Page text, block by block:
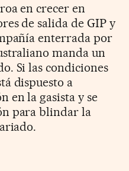
en crecer en
de salida de GIP y
enterrada por
manda un
Si las condiciones
dispuesto a
en la gasista y se
para blindar la